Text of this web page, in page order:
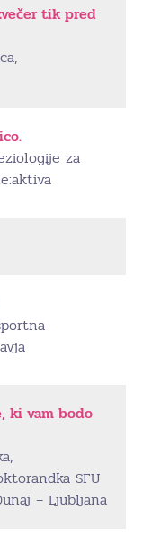
tik pred
za
ki vam bodo
SFU
– Ljubljana